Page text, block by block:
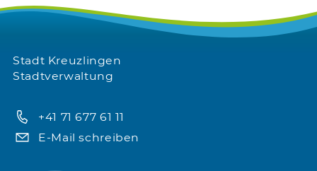
Stadt Kreuzlingen
Stadtverwaltung
+41 71 677 61 11
E-Mail schreiben